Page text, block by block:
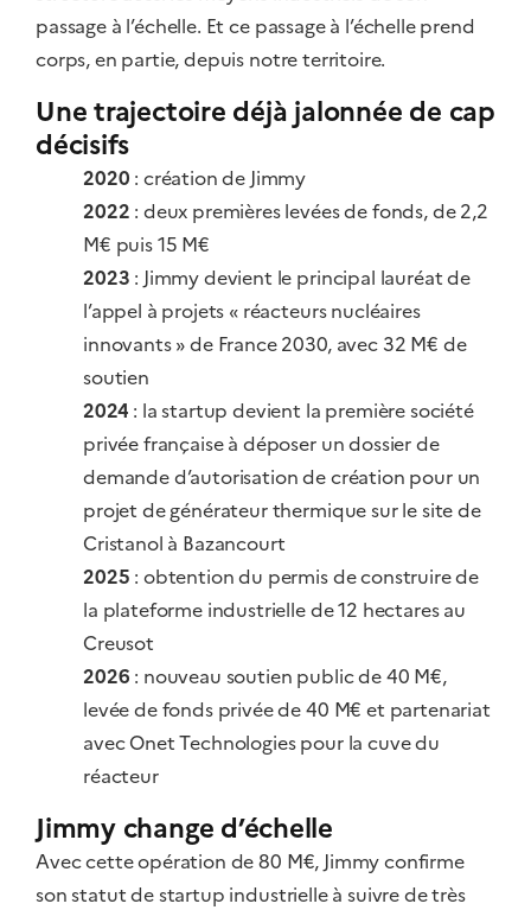
passage à l’échelle. Et ce passage à l’échelle prend
corps, en partie, depuis notre territoire.
Une trajectoire déjà jalonnée de cap
décisifs
2020 : création de Jimmy
2022 : deux premières levées de fonds, de 2,2
M€ puis 15 M€
2023 : Jimmy devient le principal lauréat de
l’appel à projets « réacteurs nucléaires
innovants » de France 2030, avec 32 M€ de
soutien
2024 : la startup devient la première société
privée française à déposer un dossier de
demande d’autorisation de création pour un
projet de générateur thermique sur le site de
Cristanol à Bazancourt
2025 : obtention du permis de construire de
la plateforme industrielle de 12 hectares au
Creusot
2026 : nouveau soutien public de 40 M€,
levée de fonds privée de 40 M€ et partenariat
avec Onet Technologies pour la cuve du
réacteur
Jimmy change d’échelle
Avec cette opération de 80 M€, Jimmy confirme
son statut de startup industrielle à suivre de très